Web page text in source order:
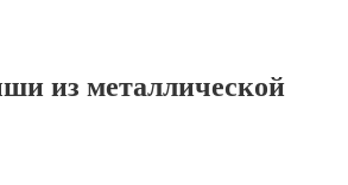
из металлической